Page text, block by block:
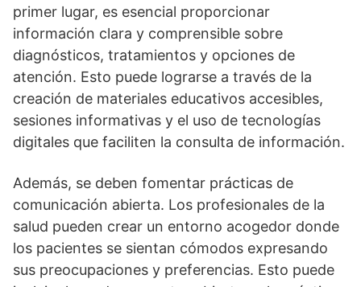
primer lugar, es esencial proporcionar
información clara y comprensible sobre
diagnósticos, tratamientos y opciones de
atención. Esto puede lograrse a través de la
creación de materiales educativos accesibles,
sesiones informativas y el uso de tecnologí­as
digitales que faciliten la consulta de información.
Además, se deben fomentar prácticas de
comunicación abierta. Los profesionales de la
salud pueden crear un entorno acogedor donde
los pacientes se sientan cómodos expresando
sus preocupaciones y preferencias. Esto puede